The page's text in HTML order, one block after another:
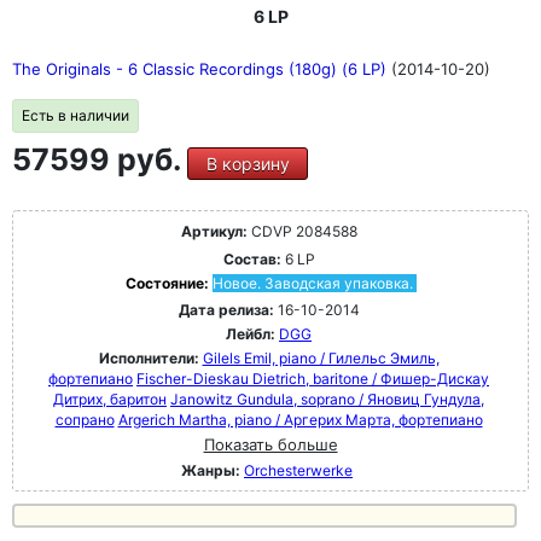
6 LP
The Originals - 6 Classic Recordings (180g) (6 LP) (2014-10-20)
Есть в наличии
57599 руб. В корзину
Артикул: CDVP 2084588
Состав: 6 LP
Состояние: Новое. Заводская упаковка.
Дата релиза: 16-10-2014
Лейбл: DGG
Исполнители: Gilels Emil, piano / Гилельс Эмиль,
фортепиано Fischer-Dieskau Dietrich, baritone / Фишер-Дискау
Дитрих, баритон Janowitz Gundula, soprano / Яновиц Гундула,
сопрано Argerich Martha, piano / Аргерих Марта, фортепиано
Показать больше
Жанры: Orchesterwerke